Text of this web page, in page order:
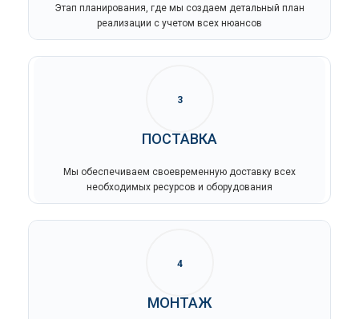
Этап планирования, где мы создаем детальный план
реализации с учетом всех нюансов
3
ПОСТАВКА
Мы обеспечиваем своевременную доставку всех
необходимых ресурсов и оборудования
4
МОНТАЖ